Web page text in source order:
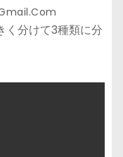
く分けて3種類に分